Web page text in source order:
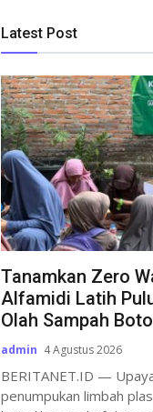
Latest Post
Tanamkan Zero
Alfamidi Latih
Olah Sampah
admin 4 Agustus 2026
BERITANET.ID —
penumpukan limbah